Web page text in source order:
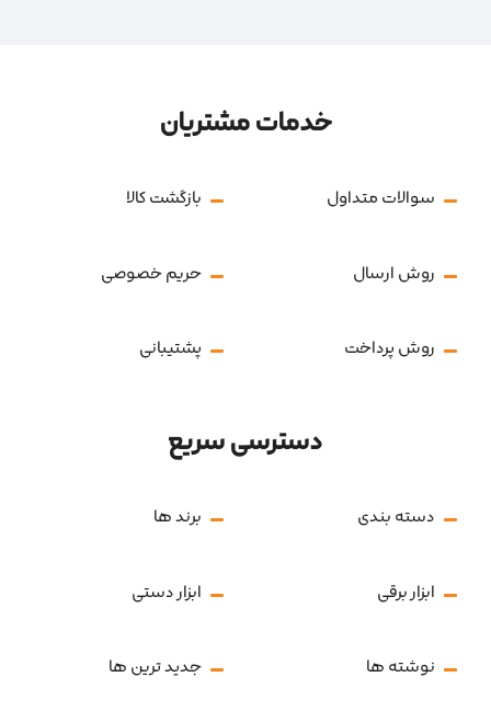
خدمات مشتریان
سوالات متداول بازگشت کالا
روش ارسال حریم خصوصی
روش پرداخت پشتیبانی
دسترسی سریع
دسته بندی برند ها
ابزار برقی ابزار دستی
نوشته ها جدید ترین ها